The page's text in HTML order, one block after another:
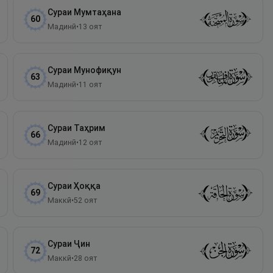
60
Сураи Мумтаҳана
Мадинӣ•13 оят
63
Сураи Мунофиқун
Мадинӣ•11 оят
66
Сураи Таҳрим
Мадинӣ•12 оят
69
СураиҲоққа
Маккӣ•52 оят
72
Сураи Ҷин
Маккӣ•28 оят